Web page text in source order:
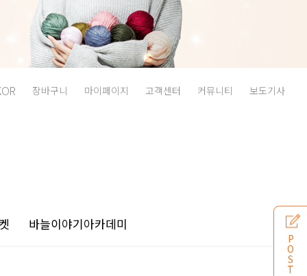
장바구니 마이페이지 고객센터 커뮤니티 보도기사
바늘이야기아카데미
P
O
S
T